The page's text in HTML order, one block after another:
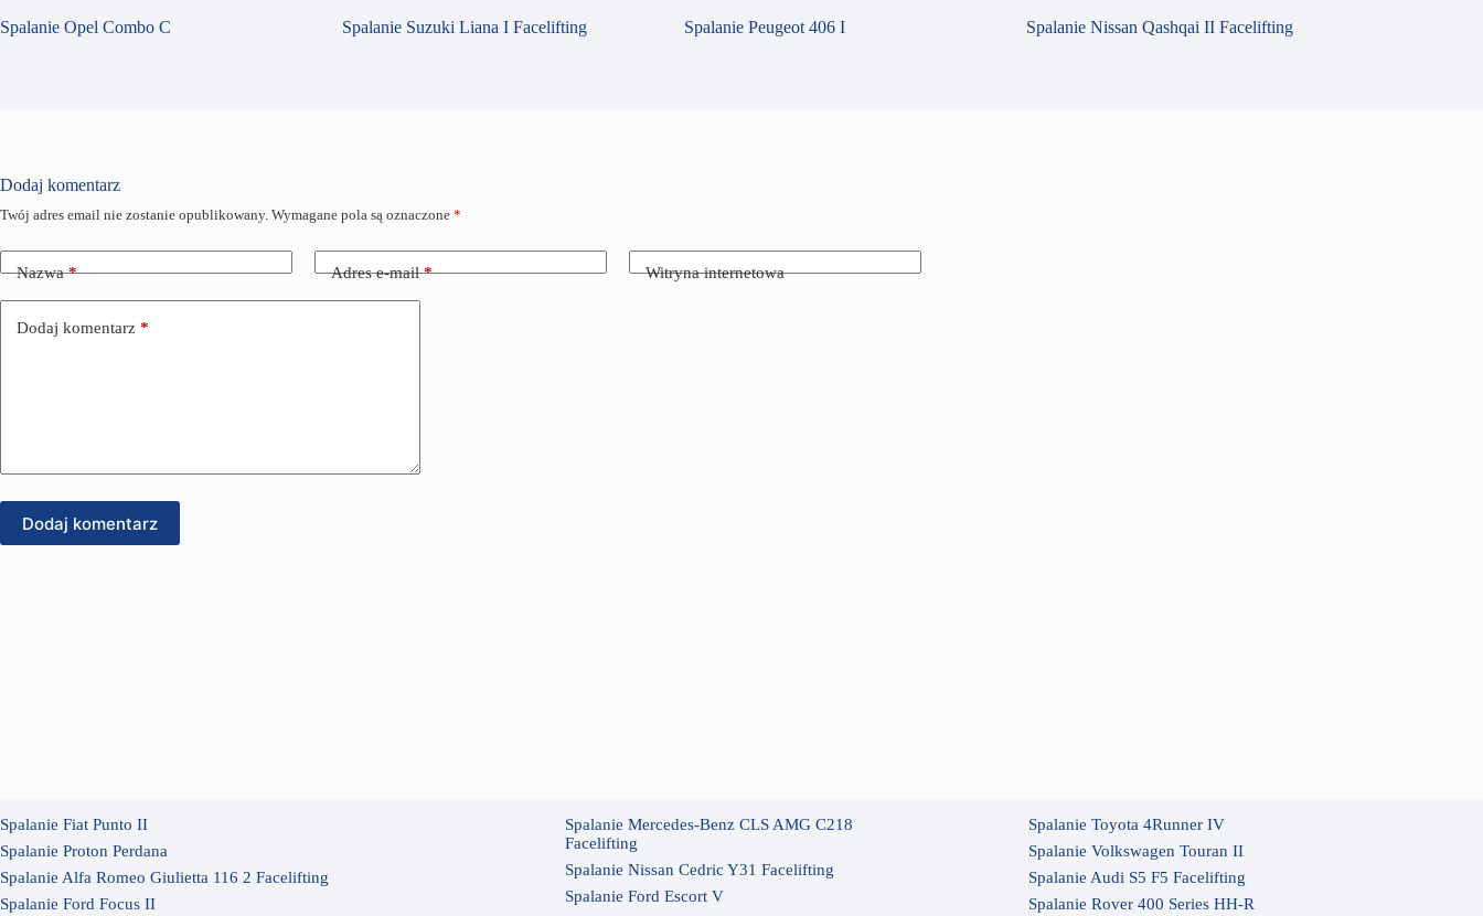
Spalanie Opel Combo C Spalanie Suzuki Liana I Facelifting Spalanie Peugeot 406 I Spalanie Nissan Qashqai II Facelifting
Dodaj komentarz
Twój adres email nie zostanie opublikowany. Wymagane pola są oznaczone *
Nazwa* Adres e-mail* Witryna internetowa
Dodaj komentarz *
Dodaj komentarz
Spalanie Fiat Punto II
Spalanie Proton Perdana
Spalanie Alfa Romeo Giulietta 116 2 Facelifting
Spalanie Ford Focus II
Spalanie Mercedes-Benz CLS AMG C218
Facelifting
Spalanie Nissan Cedric Y31 Facelifting
Spalanie Ford Escort V
Spalanie Toyota 4Runner IV
Spalanie Volkswagen Touran II
Spalanie Audi S5 F5 Facelifting
Spalanie Rover 400 Series HH-R